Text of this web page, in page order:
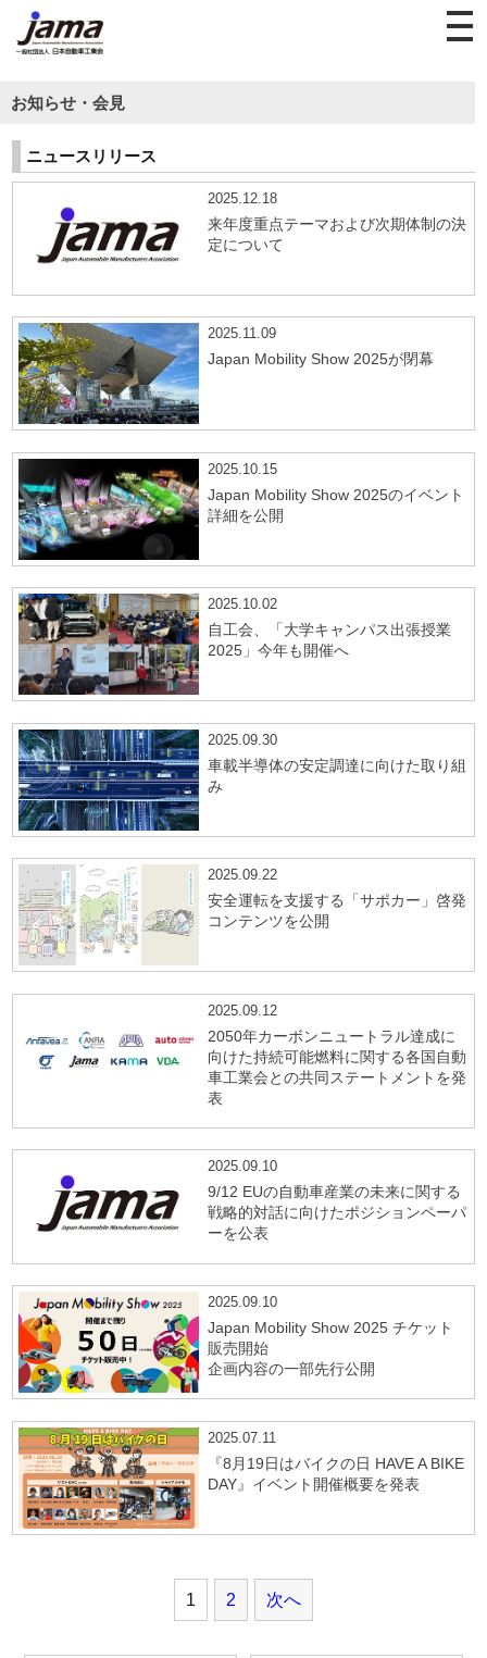
お知らせ・会見
ニュースリリース
2025.12.18
来年度重点テーマおよび次期体制の決
定について
2025.11.09
Japan Mobility Show 2025が閉幕
2025.10.15
Japan Mobility Show 2025のイベント
詳細を公開
2025.10.02
自工会、「大学キャンパス出張授業
2025」今年も開催へ
2025.09.30
車載半導体の安定調達に向けた取り組
み
2025.09.22
安全運転を支援する「サポカー」啓発
コンテンツを公開
2025.09.12
2050年カーボンニュートラル達成に
向けた持続可能燃料に関する各国自動
車工業会との共同ステートメントを発
表
2025.09.10
9/12 EUの自動車産業の未来に関する
戦略的対話に向けたポジションペーパ
ーを公表
2025.09.10
Japan Mobility Show 2025 チケット
販売開始
企画内容の一部先行公開
2025.07.11
『8月19日はバイクの日 HAVE A BIKE
DAY』イベント開催概要を発表
1 2 次へ